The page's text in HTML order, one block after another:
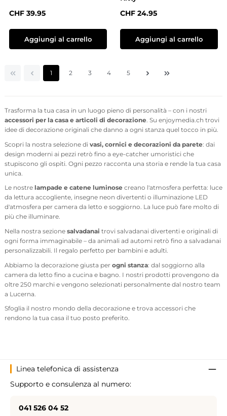
Prezzo normale:
CHF 39.95
Aggiungi al carrello
Prezzo normale:
CHF 24.95
Aggiungi al carrello
Pagina
1 Pagina
2 Pagina
3 Pagina
4 Pagina
5
Trasforma la tua casa in un luogo pieno di personalità – con i nostri
accessori per la casa e articoli di decorazione. Su enjoymedia.ch trovi
idee di decorazione originali che danno a ogni stanza quel tocco in più.
Scopri la nostra selezione di vasi, cornici e decorazioni da parete: dai
design moderni ai pezzi retrò fino a eye-catcher umoristici che
stupiscono gli ospiti. Ogni pezzo racconta una storia e rende la tua casa
unica.
Le nostre lampade e catene luminose creano l'atmosfera perfetta: luce
da lettura accogliente, insegne neon divertenti o illuminazione LED
d'atmosfera per camera da letto e soggiorno. La luce può fare molto di
più che illuminare.
Nella nostra sezione salvadanai trovi salvadanai divertenti e originali di
ogni forma immaginabile – da animali ad automi retrò fino a salvadanai
personalizzabili. Il regalo perfetto per bambini e adulti.
Abbiamo la decorazione giusta per ogni stanza: dal soggiorno alla
camera da letto fino a cucina e bagno. I nostri prodotti provengono da
oltre 250 marchi e vengono selezionati personalmente dal nostro team
a Lucerna.
Sfoglia il nostro mondo della decorazione e trova accessori che
rendono la tua casa il tuo posto preferito.
Linea telefonica di assistenza
Supporto e consulenza al numero:
041 526 04 52